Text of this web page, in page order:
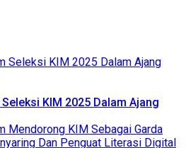
KIM 2025 Dalam Ajang